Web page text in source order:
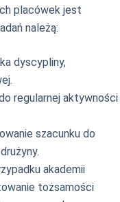
placówek jest
należą:
dyscypliny,
regularnej aktywności
szacunku do
akademii
tożsamości